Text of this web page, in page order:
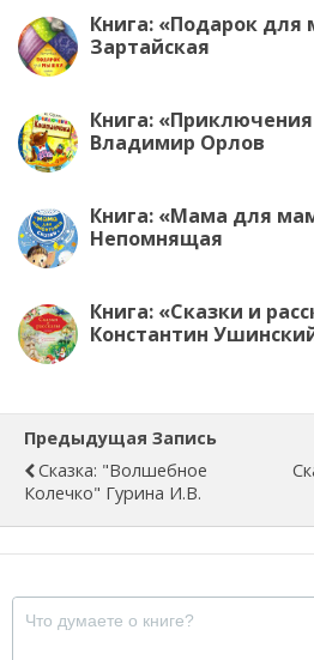
Книга: «Подарок
Зартайская
Книга:
Владимир Орлов
Книга: «Мама для
Непомнящая
Книга: «Сказки и
Константин
Предыдущая Запись
Сказка: "Волшебное
Колечко" Гурина И.В.